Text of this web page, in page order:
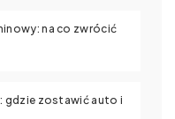
na co zwrócić
gdzie zostawić auto i